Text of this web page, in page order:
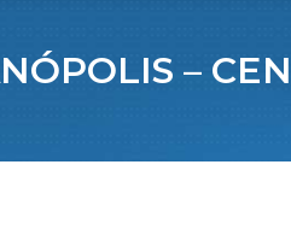
–